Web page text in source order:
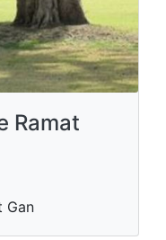
Ramat
Gan